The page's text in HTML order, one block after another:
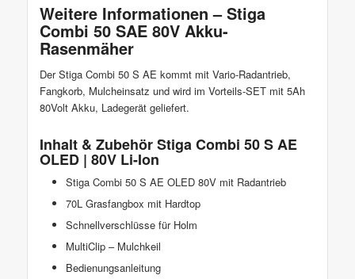
Weitere Informationen – Stiga
Combi 50 SAE 80V Akku-
Rasenmäher
Der Stiga Combi 50 S AE kommt mit Vario-Radantrieb,
Fangkorb, Mulcheinsatz und wird im Vorteils-SET mit 5Ah
80Volt Akku, Ladegerät geliefert.
Inhalt & Zubehör Stiga Combi 50 S AE
OLED | 80V Li-Ion
Stiga Combi 50 S AE OLED 80V mit Radantrieb
70L Grasfangbox mit Hardtop
Schnellverschlüsse für Holm
MultiClip – Mulchkeil
Bedienungsanleitung